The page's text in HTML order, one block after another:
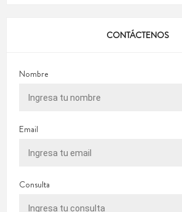
CONTÁCTENOS
Nombre
Email
Consulta